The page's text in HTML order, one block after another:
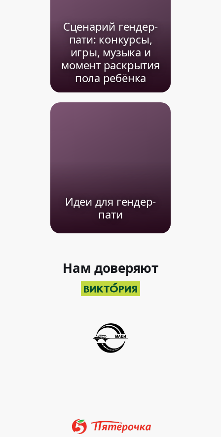
Сценарий гендер-
пати: конкурсы,
игры, музыка и
момент раскрытия
пола ребёнка
Идеи для гендер-
пати
Нам доверяют